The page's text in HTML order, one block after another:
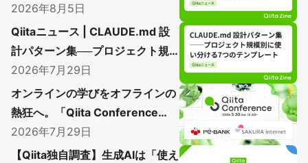
ル」のLLM + RAG環境を構築し
てみた
2026年8月5日
Qiitaニュース | CLAUDE.md 設
計パターン集──プロジェクト規
模別に使い分ける7つのテンプレ
ート
2026年7月29日
オンラインの学びをオフラインの
熱狂へ。「Qiita Conference
2026」で初のアフターイベント
開催レポート
2026年7月29日
【Qiita独自調査】生成AIは「使え